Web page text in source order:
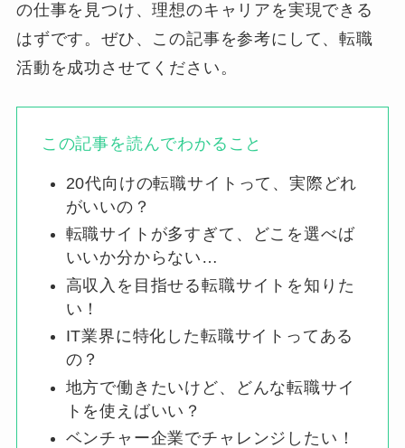
の仕事を見つけ、理想のキャリアを実現できる
はずです。ぜひ、この記事を参考にして、転職
活動を成功させてください。
この記事を読んでわかること
20代向けの転職サイトって、実際どれ
がいいの？
転職サイトが多すぎて、どこを選べば
いいか分からない…
高収入を目指せる転職サイトを知りた
い！
IT業界に特化した転職サイトってある
の？
地方で働きたいけど、どんな転職サイ
トを使えばいい？
ベンチャー企業でチャレンジしたい！